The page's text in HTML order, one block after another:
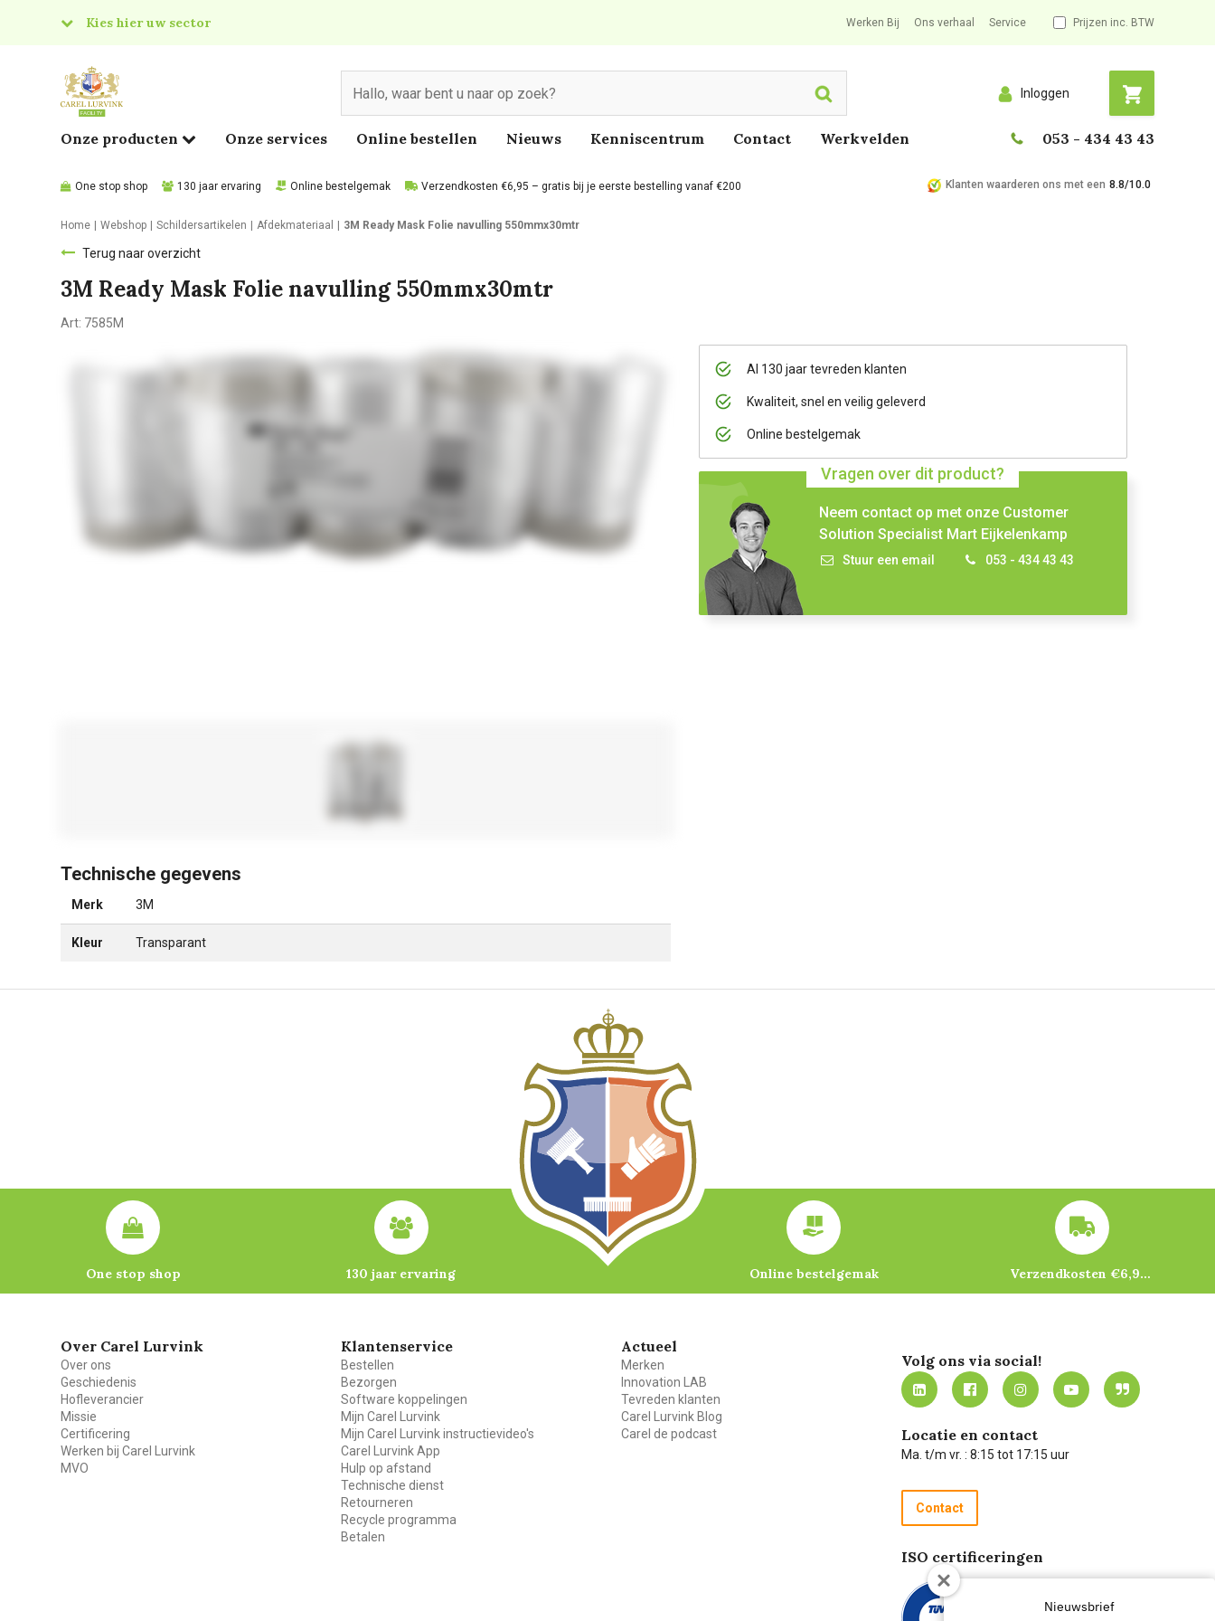
Kies hier uw sector
Food
Werken Bij Ons verhaal Service Prijzen inc. BTW
Search Inloggen
Onze producten Onze services Online bestellen Nieuws Kenniscentrum Contact Werkvelden 053 - 434 43 43
One stop shop 130 jaar ervaring Online bestelgemak Verzendkosten €6,95 – gratis bij je eerste bestelling vanaf €200 Klanten waarderen ons met een 8.8/10.0
Home Webshop Schildersartikelen Afdekmateriaal 3M Ready Mask Folie navulling 550mmx30mtr
Terug naar overzicht
3M Ready Mask Folie navulling 550mmx30mtr
Art: 7585M
Al 130 jaar tevreden klanten
Kwaliteit, snel en veilig geleverd
Online bestelgemak
Vragen over dit product?
Neem contact op met onze Customer
Solution Specialist Mart Eijkelenkamp
Stuur een email 053 - 434 43 43
Technische gegevens
Merk 3M
Kleur Transparant
One stop shop 130 jaar ervaring Online bestelgemak Verzendkosten €6,95 – gratis bij je eerste bestelling vanaf €200
Over Carel Lurvink
Over ons
Geschiedenis
Hofleverancier
Missie
Certificering
Werken bij Carel Lurvink
MVO
Klantenservice
Bestellen
Bezorgen
Software koppelingen
Mijn Carel Lurvink
Mijn Carel Lurvink instructievideo's
Carel Lurvink App
Hulp op afstand
Technische dienst
Retourneren
Recycle programma
Betalen
Actueel
Merken
Innovation LAB
Tevreden klanten
Carel Lurvink Blog
Carel de podcast
Volg ons via social!
Locatie en contact
Ma. t/m vr. : 8:15 tot 17:15 uur
Contact
ISO certificeringen
Nieuwsbrief